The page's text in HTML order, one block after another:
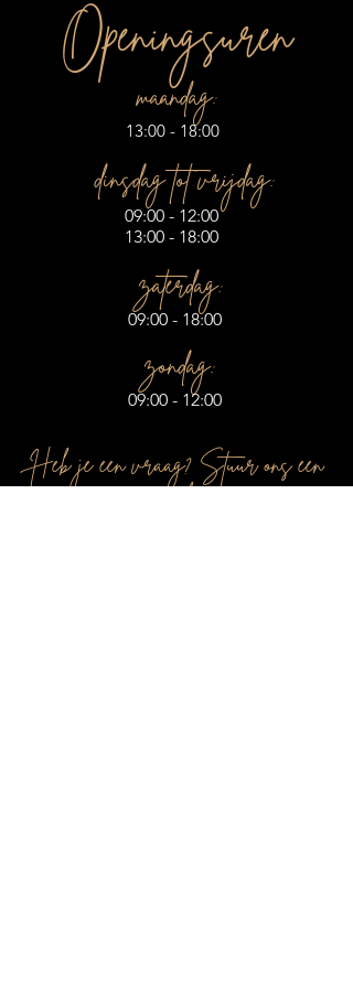
Openingsuren
maandag:
13:00 - 18:00
dinsdag tot vrijdag:
09:00 - 12:00
13:00 - 18:00
zaterdag:
09:00 - 18:00
zondag:
09:00 - 12:00
Heb je een vraag? Stuur ons een
mail!